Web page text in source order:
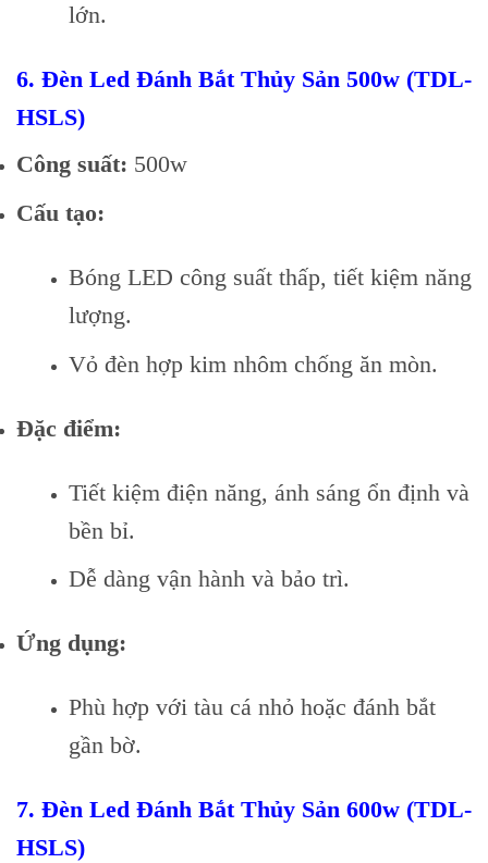
lớn.
6. Đèn Led Đánh Bắt Thủy Sản 500w (TDL-
HSLS)
Công suất: 500w
Cấu tạo:
Bóng LED công suất thấp, tiết kiệm năng
lượng.
Vỏ đèn hợp kim nhôm chống ăn mòn.
Đặc điểm:
Tiết kiệm điện năng, ánh sáng ổn định và
bền bỉ.
Dễ dàng vận hành và bảo trì.
Ứng dụng:
Phù hợp với tàu cá nhỏ hoặc đánh bắt
gần bờ.
7. Đèn Led Đánh Bắt Thủy Sản 600w (TDL-
HSLS)